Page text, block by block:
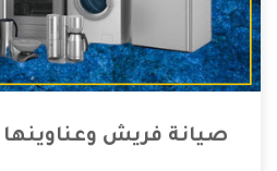
صيانة فريش وعناوينها